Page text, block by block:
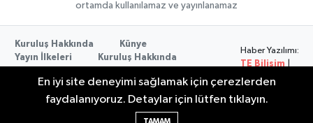
ortamda kullanılamaz ve yayınlanamaz
Kuruluş Hakkında
Künye
Yayın İlkeleri
Kuruluş Hakkında
Kullanım Şartları
Haber Yazılımı:
TE Bilişim
Copyright ©
En iyi site deneyimi sağlamak için çerezlerden
faydalanıyoruz. Detaylar için lütfen tıklayın.
TAMAM